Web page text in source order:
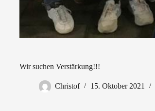
Wir suchen Verstärkung!!!
Christof 15. Oktober 2021